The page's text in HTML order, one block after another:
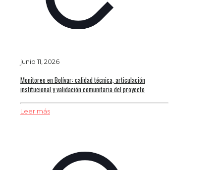
junio 11, 2026
Monitoreo en Bolívar: calidad técnica, articulación
institucional y validación comunitaria del proyecto
Leer más